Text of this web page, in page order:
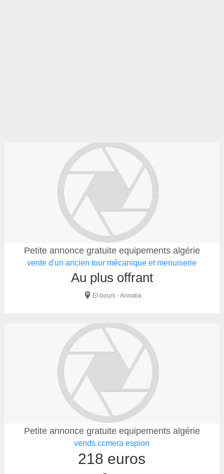
Petite annonce gratuite equipements algérie
vente d'un ancien tour mécanique et menuiserie
Au plus offrant
El-bouni - Annaba
Petite annonce gratuite equipements algérie
vends ccmera espion
218 euros